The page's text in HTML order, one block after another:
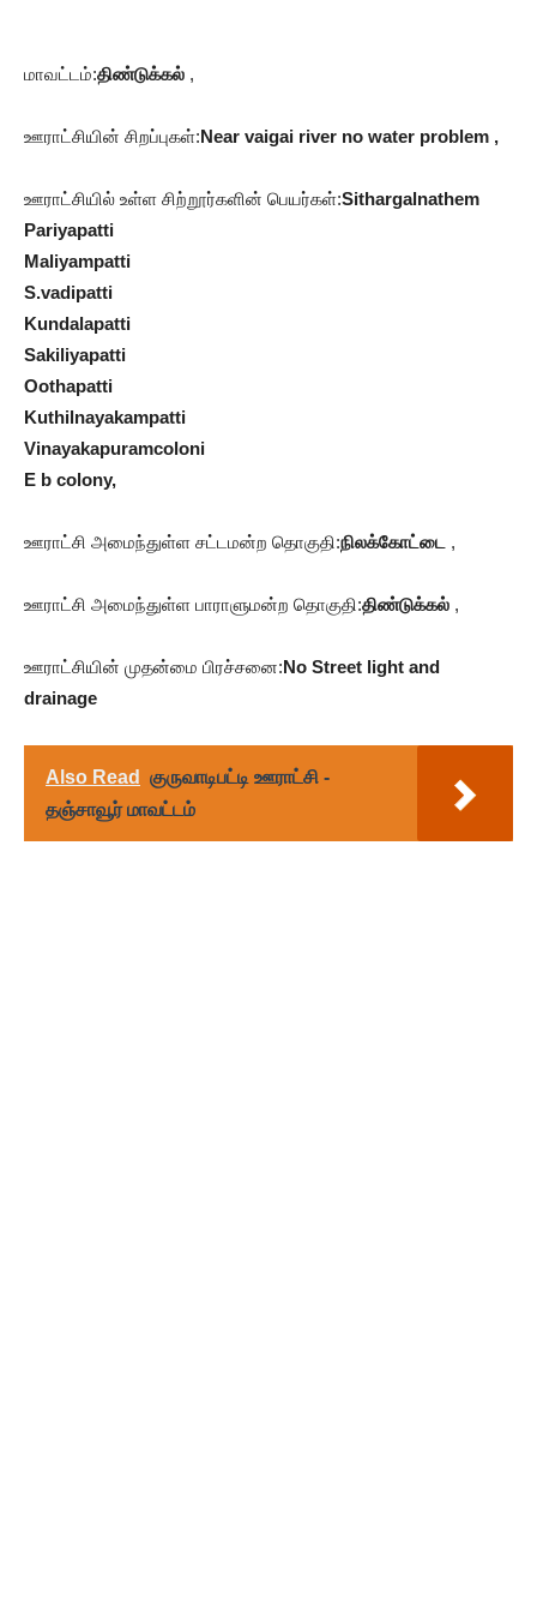
மாவட்டம்:திண்டுக்கல் ,
ஊராட்சியின் சிறப்புகள்:Near vaigai river no water problem ,
ஊராட்சியில் உள்ள சிற்றூர்களின் பெயர்கள்:Sithargalnathem
Pariyapatti
Maliyampatti
S.vadipatti
Kundalapatti
Sakiliyapatti
Oothapatti
Kuthilnayakampatti
Vinayakapuramcoloni
E b colony,
ஊராட்சி அமைந்துள்ள சட்டமன்ற தொகுதி:நிலக்கோட்டை ,
ஊராட்சி அமைந்துள்ள பாராளுமன்ற தொகுதி:திண்டுக்கல் ,
ஊராட்சியின் முதன்மை பிரச்சனை:No Street light and
drainage
Also Read
குருவாடிபட்டி ஊராட்சி -
தஞ்சாவூர் மாவட்டம்